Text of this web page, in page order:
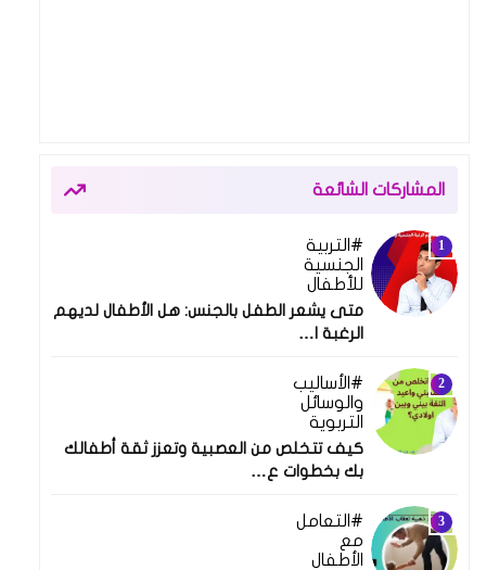
المشاركات الشائعة
التربية
الجنسية
للأطفال
متى يشعر الطفل بالجنس: هل الأطفال لديهم
الرغبة ا…
الأساليب
والوسائل
التربوية
كيف تتخلص من العصبية وتعزز ثقة أطفالك
بك بخطوات ع…
التعامل
مع
الأطفال